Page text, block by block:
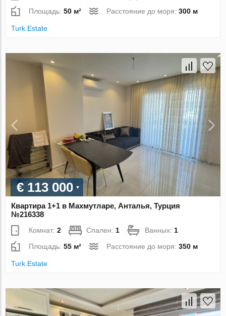
Площадь:50 м² Расстояние до моря:300 м
Turk.Estate
€ 113 000
Квартира 1+1 в Махмутларе, Анталья, Турция
№216338
Комнат:2 Спален: 1 Ванных: 1
Площадь:55 м² Расстояние до моря:350 м
Turk.Estate